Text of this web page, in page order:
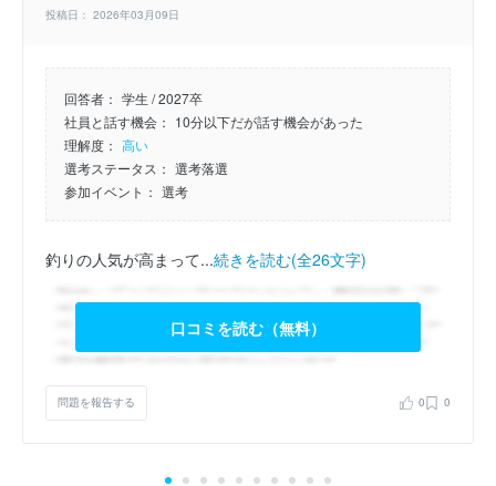
投稿日： 2026年03月09日
回答者： 学生 / 2027卒
社員と話す機会： 10分以下だが話す機会があった
理解度： 高い
選考ステータス： 選考落選
参加イベント： 選考
釣りの人気が高まって...続きを読む(全26文字)
口コミを読む（無料）
問題を報告する 0 0